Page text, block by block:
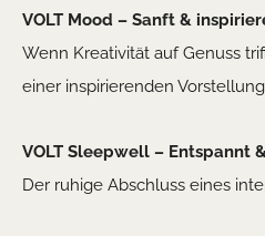
VOLT Mood – Sanft &
Wenn Kreativität auf Genuss
einer inspirierenden
VOLT Sleepwell – Entspannt
Der ruhige Abschluss eines